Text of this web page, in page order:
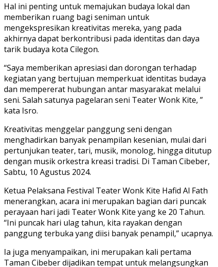
Hal ini penting untuk memajukan budaya lokal dan
memberikan ruang bagi seniman untuk
mengekspresikan kreativitas mereka, yang pada
akhirnya dapat berkontribusi pada identitas dan daya
tarik budaya kota Cilegon.
“Saya memberikan apresiasi dan dorongan terhadap
kegiatan yang bertujuan memperkuat identitas budaya
dan mempererat hubungan antar masyarakat melalui
seni. Salah satunya pagelaran seni Teater Wonk Kite, ”
kata Isro.
Kreativitas menggelar panggung seni dengan
menghadirkan banyak penampilan kesenian, mulai dari
pertunjukan teater, tari, musik, monolog, hingga ditutup
dengan musik orkestra kreasi tradisi. Di Taman Cibeber,
Sabtu, 10 Agustus 2024.
Ketua Pelaksana Festival Teater Wonk Kite Hafid Al Fath
menerangkan, acara ini merupakan bagian dari puncak
perayaan hari jadi Teater Wonk Kite yang ke 20 Tahun.
“Ini puncak hari ulag tahun, kita rayakan dengan
panggung terbuka yang diisi banyak penampil,” ucapnya.
Ia juga menyampaikan, ini merupakan kali pertama
Taman Cibeber dijadikan tempat untuk melangsungkan